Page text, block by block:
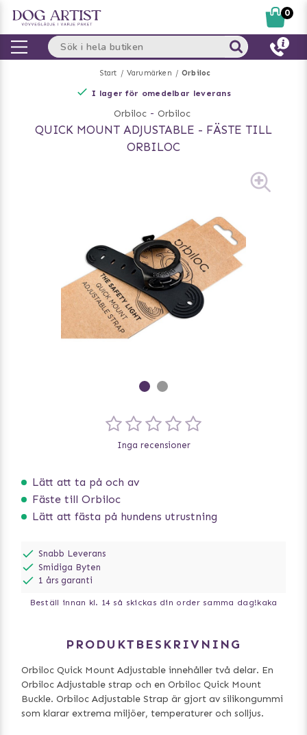
Start Varumärken Orbiloc
I lager för omedelbar leverans
Orbiloc - Orbiloc
QUICK MOUNT ADJUSTABLE - FÄSTE TILL
ORBILOC
Lätt att ta på och av
Fäste till Orbiloc
Lätt att fästa på hundens utrustning
Inga recensioner
Snabb Leverans
Smidiga Byten
1 års garanti
Beställ innan kl. 14 så skickas din order samma dag!kaka
PRODUKTBESKRIVNING
Orbiloc Quick Mount Adjustable innehåller två delar. En
Orbiloc Adjustable strap och en Orbiloc Quick Mount
Buckle. Orbiloc Adjustable Strap är gjort av silikongummi
som klarar extrema miljöer, temperaturer och solljus.
0